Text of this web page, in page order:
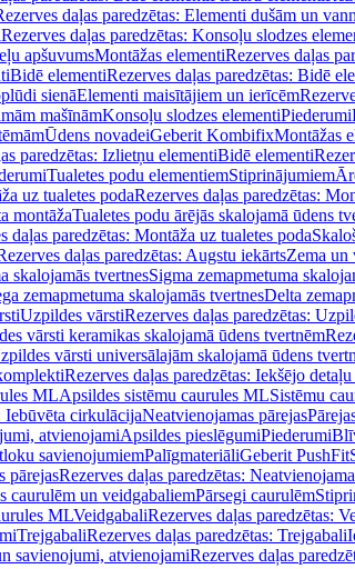
daļas paredzētas: Elementi dušām un
Rezerves daļas paredzētas: Konsoļu slodzes
apšuvumsMontāžas elementiRezerves daļas
Bidē elementiRezerves daļas paredzētas: Bidē
sienāElementi maisītājiem un ierīcēm
mašīnāmKonsoļu slodzes elementiPiederumi
Ūdens novadeiGeberit KombifixMontāžas
paredzētas: Izlietņu elementiBidē elementi
Tualetes podu elementiemStiprinājumiem
uz tualetes podaRezerves daļas paredzētas:
montāžaTualetes podu ārējās skalojamā ūdens
daļas paredzētas: Montāža uz tualetes poda
daļas paredzētas: Augstu iekārtsZema un
skalojamās tvertnesSigma zemapmetuma
zemapmetuma skalojamās tvertnesDelta
Uzpildes vārstiRezerves daļas paredzētas:
vārsti keramikas skalojamā ūdens tvertnēm
vārsti universālajām skalojamā ūdens
Rezerves daļas paredzētas: Iekšējo
MLApsildes sistēmu caurules MLSistēmu
Iebūvēta cirkulācijaNeatvienojamas pārejas
atvienojamiApsildes pieslēgumiPiederumi
savienojumiemPalīgmateriāliGeberit PushFit
pārejasRezerves daļas paredzētas:
caurulēm un veidgabaliemPārsegi caurulēm
MLVeidgabaliRezerves daļas paredzētas:
TrejgabaliRezerves daļas paredzētas: Trejgabali
savienojumi, atvienojamiRezerves daļas